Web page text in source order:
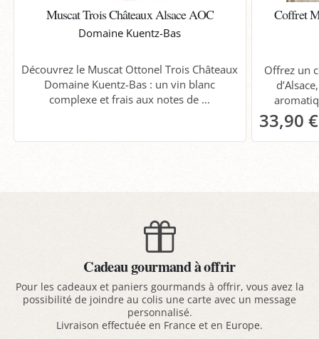
Muscat Trois Châteaux Alsace AOC
Domaine Kuentz-Bas
Découvrez le Muscat Ottonel Trois Châteaux
Domaine Kuentz-Bas : un vin blanc
complexe et frais aux notes de ...
Coffret
Offrez un
33,90 €
Cadeau gourmand à offrir
Pour les cadeaux et paniers gourmands à offrir, vous avez la
possibilité de joindre au colis une carte avec un message
personnalisé.
Livraison effectuée en France et en Europe.